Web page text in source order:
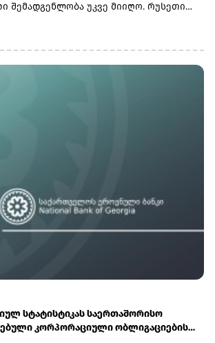
შემადგენლობა უკვე მიიღო. რუსეთი
თავისი 112-ე სარაკეტო ბრიგადის
დააყენოს. შეიარაღების საბოლოო
დამატებითი რაკეტებისა და
2025 წლის აგვისტოს შემდეგ,
ახალი პარტიიდან მიღებული
საერთო ჯამში, 2023 წლის ბოლოდან
ჩრდილოეთ კორეამ რუსეთს 150-ზე
ახალ და უფრო მასშტაბურ ეტაპზე
სტატისტიკას საერთაშორისო
კორპორაციული ობლიგაციების